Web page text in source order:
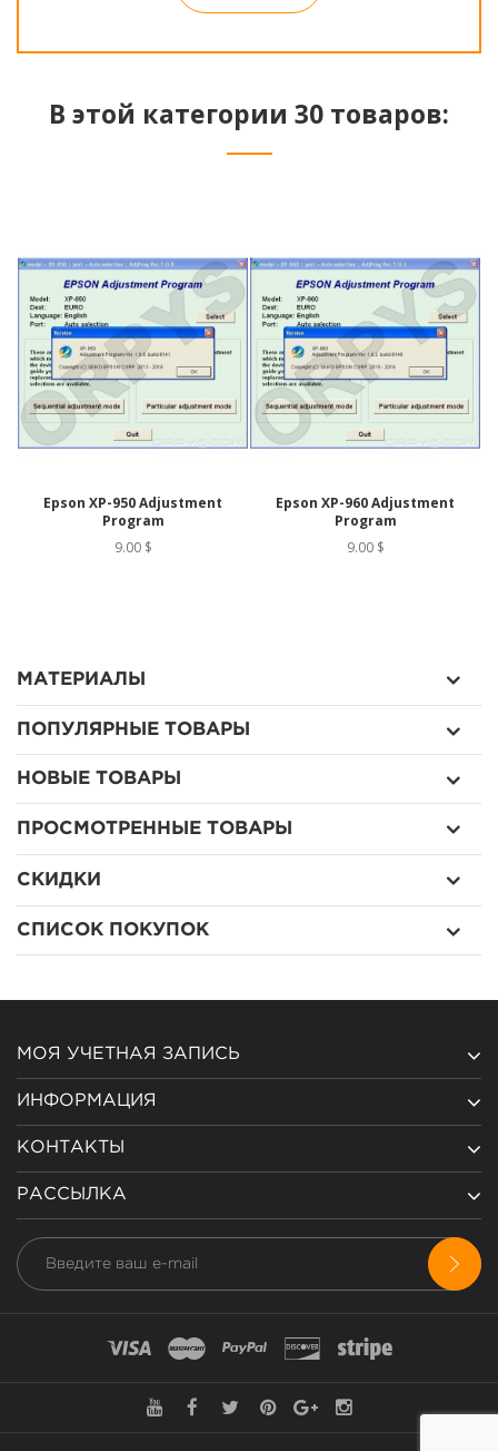
В этой категории 30 товаров:
Epson XP-950 Adjustment
Program
9.00 $
Epson XP-960 Adjustment
Program
9.00 $
МАТЕРИАЛЫ
ПОПУЛЯРНЫЕ ТОВАРЫ
НОВЫЕ ТОВАРЫ
ПРОСМОТРЕННЫЕ ТОВАРЫ
СКИДКИ
СПИСОК ПОКУПОК
МОЯ УЧЕТНАЯ ЗАПИСЬ
ИНФОРМАЦИЯ
КОНТАКТЫ
РАССЫЛКА